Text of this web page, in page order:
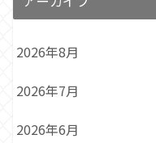
2026年8月
2026年7月
2026年6月